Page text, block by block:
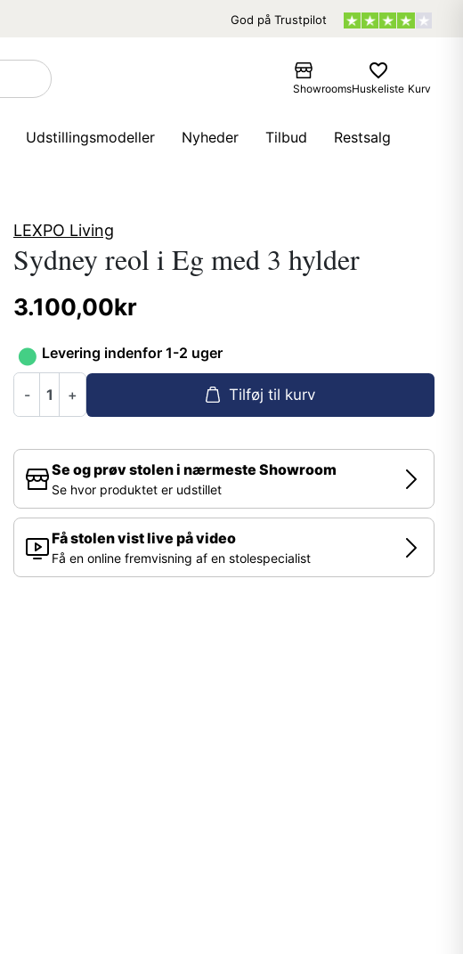
God på Trustpilot
ShowroomsHuskeliste
favorite_border
Kurv
Udstillingsmodeller Nyheder Tilbud Restsalg
LEXPO Living
Sydney reol i Eg med 3 hylder
3.100,00kr
• Levering indenfor 1-2 uger
- + Tilføj til kurv
Se og prøv stolen i nærmeste Showroom
Se hvor produktet er udstillet
Få stolen vist live på video
Få en online fremvisning af en stolespecialist